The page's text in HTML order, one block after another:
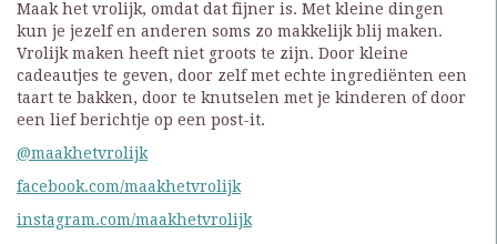
Maak het vrolijk, omdat dat fijner is. Met kleine dingen
kun je jezelf en anderen soms zo makkelijk blij maken.
Vrolijk maken heeft niet groots te zijn. Door kleine
cadeautjes te geven, door zelf met echte ingrediënten een
taart te bakken, door te knutselen met je kinderen of door
een lief berichtje op een post-it.
@maakhetvrolijk
facebook.com/maakhetvrolijk
instagram.com/maakhetvrolijk